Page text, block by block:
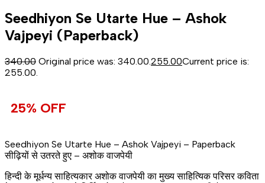
Seedhiyon Se Utarte Hue – Ashok
Vajpeyi (Paperback)
340.00 Original price was: ₹340.00. 255.00Current price is:
₹255.00.
25% OFF
Seedhiyon Se Utarte Hue – Ashok Vajpeyi – Paperback
सीढ़ियों से उतरते हुए – अशोक वाजपेयी
हिन्दी के मूर्धन्य साहित्यकार अशोक वाजपेयी का मुख्य साहित्यिक परिसर कविता